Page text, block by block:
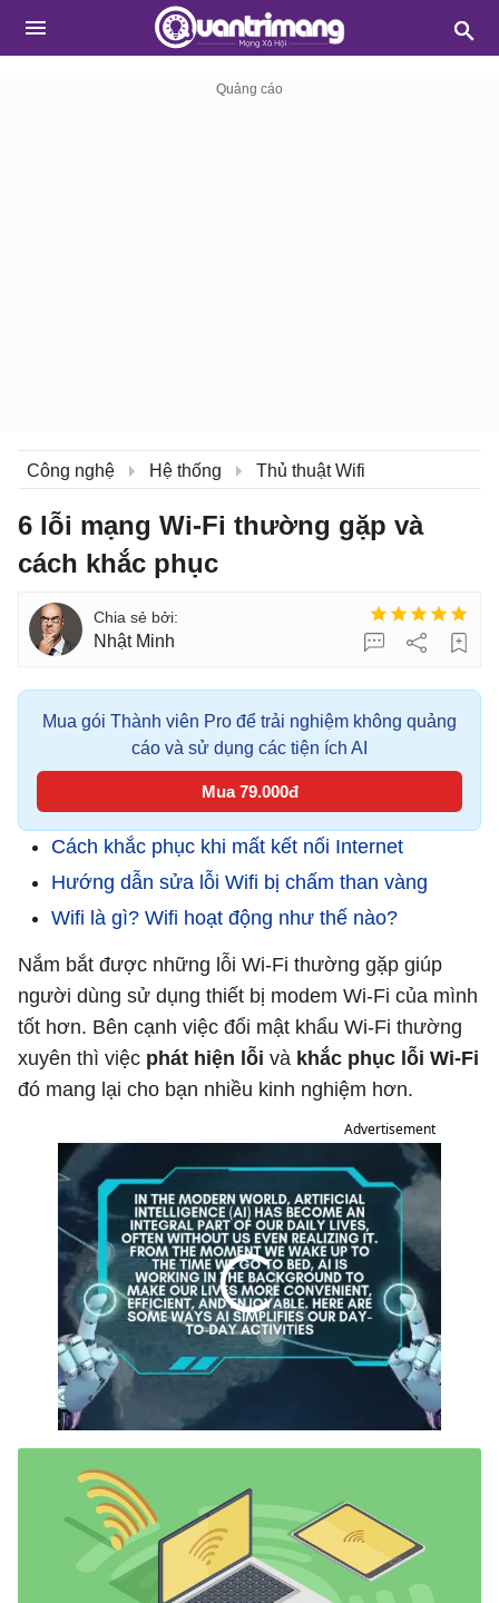
Công nghệ Hệ thống Thủ thuật Wifi
6 lỗi mạng Wi-Fi thường gặp và
cách khắc phục
Nhật Minh
Mua gói Thành viên Pro để trải nghiệm không quảng
cáo và sử dụng các tiện ích AI
Mua 79.000đ
Cách khắc phục khi mất kết nối Internet
Hướng dẫn sửa lỗi Wifi bị chấm than vàng
Wifi là gì? Wifi hoạt động như thế nào?
Nắm bắt được những lỗi Wi-Fi thường gặp giúp
người dùng sử dụng thiết bị modem Wi-Fi của mình
tốt hơn. Bên cạnh việc đổi mật khẩu Wi-Fi thường
xuyên thì việc phát hiện lỗi và khắc phục lỗi Wi-Fi
đó mang lại cho bạn nhiều kinh nghiệm hơn.
Advertisement